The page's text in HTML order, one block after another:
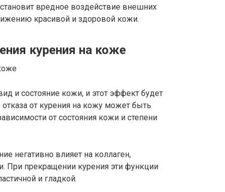
вредное воздействие внешних
красивой и здоровой кожи.
курения на коже
и состояние кожи, и этот эффект будет
от курения на кожу может быть
от состояния кожи и степени
негативно влияет на коллаген,
При прекращении курения эти функции
и гладкой.